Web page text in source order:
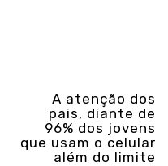
A atenção dos
pais, diante de
96% dos jovens
que usam o celular
além do limite